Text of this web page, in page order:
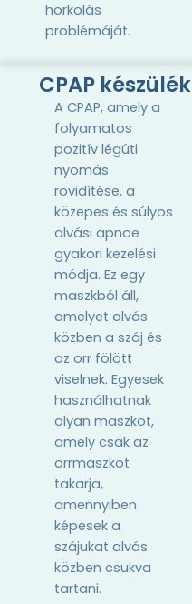
horkolás
problémáját.
CPAP készülék
A CPAP, amely a
folyamatos
pozitív légúti
nyomás
rövidítése, a
közepes és súlyos
alvási apnoe
gyakori kezelési
módja. Ez egy
maszkból áll,
amelyet alvás
közben a száj és
az orr fölött
viselnek. Egyesek
használhatnak
olyan maszkot,
amely csak az
orrmaszkot
takarja,
amennyiben
képesek a
szájukat alvás
közben csukva
tartani.